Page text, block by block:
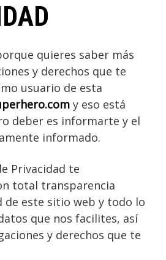
quieres saber más
y derechos que te
usuario de esta
y eso está
deber es informarte y el
informado.
Privacidad te
total transparencia
de este sitio web y todo lo
que nos facilites, así
y derechos que te